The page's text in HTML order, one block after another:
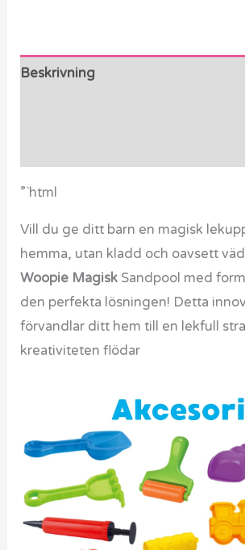
Beskrivning
”`html
Vill du ge ditt barn en magisk
hemma, utan kladd och oavsett
Woopie Magisk Sandpool med
den perfekta lösningen! Detta
förvandlar ditt hem till en lekfull
kreativiteten flödar